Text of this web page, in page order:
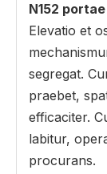
N152
Elevatio et
segregat.
praebet,
efficaciter.
labitur,
procurans.